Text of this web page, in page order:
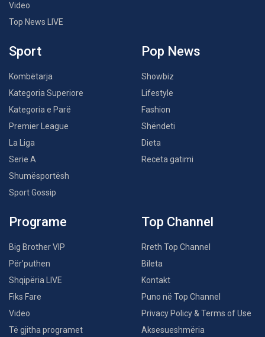
Video
Top News LIVE
Sport
Kombëtarja
Kategoria Superiore
Kategoria e Parë
Premier League
La Liga
Serie A
Shumësportësh
Sport Gossip
Pop News
Showbiz
Lifestyle
Fashion
Shëndeti
Dieta
Receta gatimi
Programe
Big Brother VIP
Për’puthen
Shqipëria LIVE
Fiks Fare
Video
Të gjitha programet
Top Channel
Rreth Top Channel
Bileta
Kontakt
Puno në Top Channel
Privacy Policy & Terms of Use
Aksesueshmëria